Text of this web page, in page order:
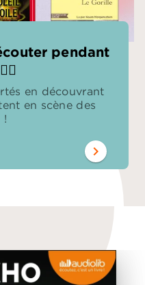
pendant
en découvrant
en scène des
!
chevron_right